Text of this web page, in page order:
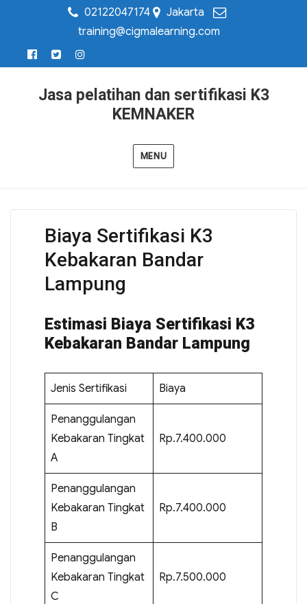
02122047174
Jakarta
training@cigmalearning.com
Jasa pelatihan dan sertifikasi K3
KEMNAKER
MENU
Biaya Sertifikasi K3
Kebakaran Bandar
Lampung
Estimasi Biaya Sertifikasi K3
Kebakaran Bandar Lampung
Jenis Sertifikasi Biaya
Penanggulangan
Kebakaran Tingkat
A
Rp.7.400.000
Penanggulangan
Kebakaran Tingkat
B
Rp.7.400.000
Penanggulangan
Kebakaran Tingkat
C
Rp.7.500.000